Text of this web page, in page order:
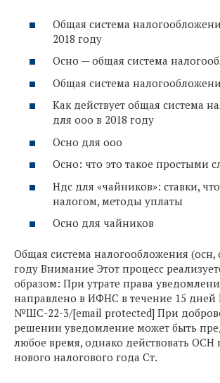
Общая система
2018 году
Осно — общая система
Общая система
Как действует общая система
для ооо в 2018 году
Осно для ооо
Осно: что это такое простыми
Ндс для «чайников»: ставки, что
налогом, методы уплаты
Осно для чайников
Общая система налогообложения (осн,
году Внимание Этот процесс
образом: При утрате права
направлено в ИФНС в течение 15
№ШС-22-3/[email protected] При
решении уведомление может быть
любое время, однако действовать ОСН
нового налогового года Ст.